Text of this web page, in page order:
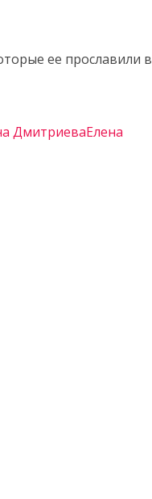
ее прославили в
ДмитриеваЕлена